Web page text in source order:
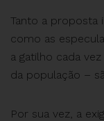
Tanto a proposta
como as
a gatilho cada
da população –
Por sua vez, a